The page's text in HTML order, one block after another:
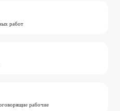
работ
рабочие